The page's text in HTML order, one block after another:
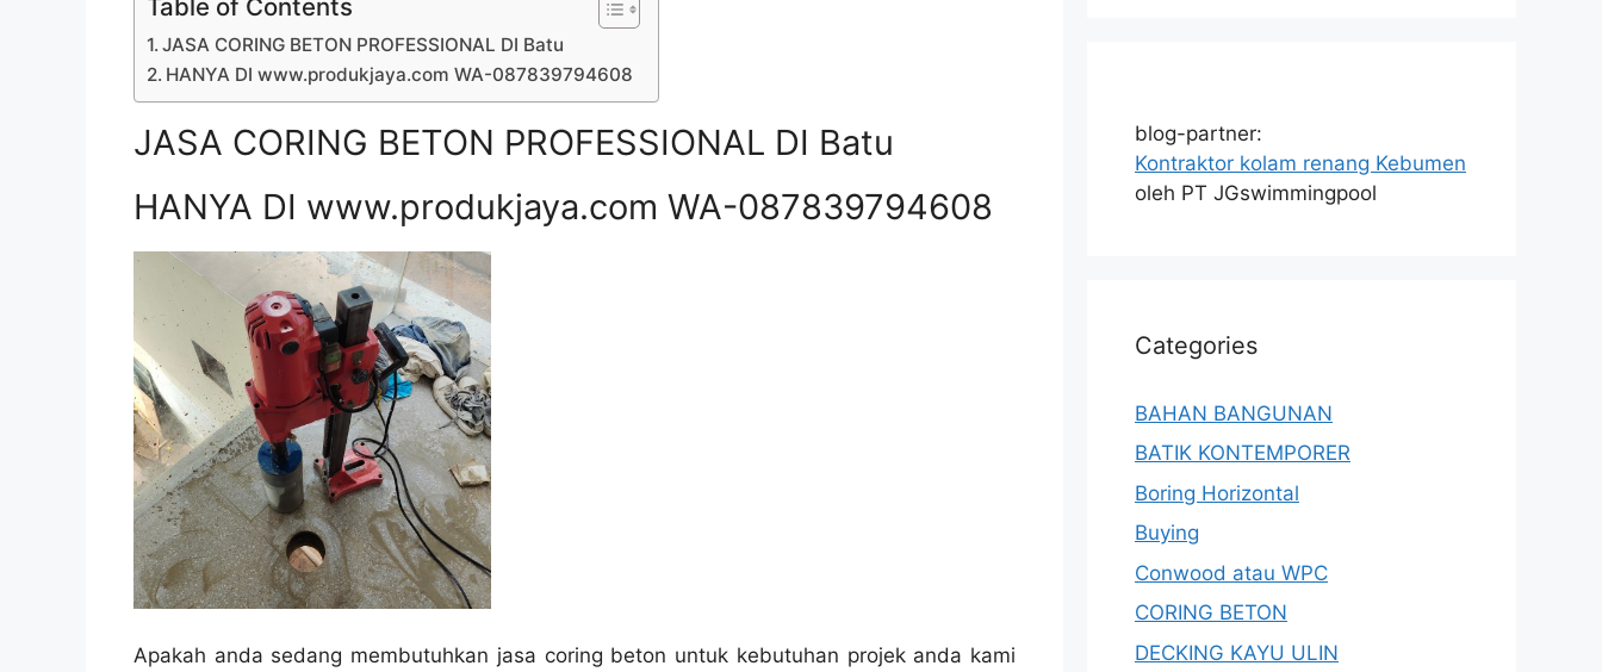
Table of Contents
JASA CORING BETON PROFESSIONAL DI Batu
HANYA DI www.produkjaya.com WA-087839794608
JASA CORING BETON PROFESSIONAL DI Batu
HANYA DI www.produkjaya.com WA-087839794608
Apakah anda sedang membutuhkan jasa coring beton untuk kebutuhan projek anda kami
blog-partner:
Kontraktor kolam renang Kebumen
oleh PT JGswimmingpool
Categories
BAHAN BANGUNAN
BATIK KONTEMPORER
Boring Horizontal
Buying
Conwood atau WPC
CORING BETON
DECKING KAYU ULIN